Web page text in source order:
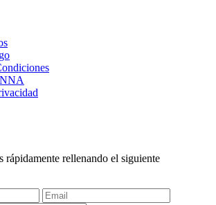
rápidamente rellenando el siguiente